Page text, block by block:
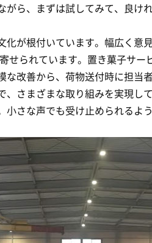
ら、まずは試してみて、良け
が根付いています。幅広く意
せられています。置き菓子サ
改善から、荷物送付時に担当
さまざまな取り組みを実現し
さな声でも受け止められるよ